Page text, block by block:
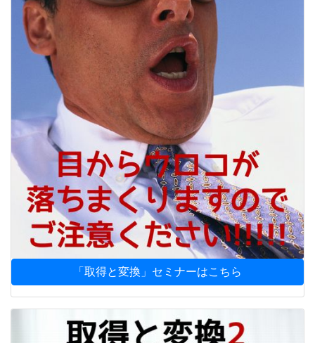
「取得と変換」セミナーはこちら